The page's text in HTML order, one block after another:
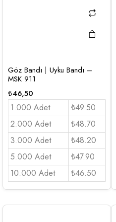
Göz Bandı | Uyku Bandı –
MSK 911
₺46,50
1.000 Adet
₺49.50
2.000 Adet
₺48.70
3.000 Adet
₺48.20
5.000 Adet
₺47.90
10.000 Adet
₺46.50